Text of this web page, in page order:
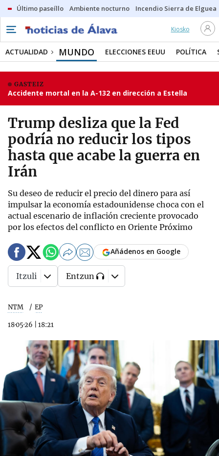
Último paseíllo Ambiente nocturno Incendio Sierra de Elguea
Kiosko
ACTUALIDAD MUNDO ELECCIONES EEUU POLÍTICA
GASTEIZ
Accidente mortal en la A-132 en dirección a Estella
Trump desliza que la Fed
podría no reducir los tipos
hasta que acabe la guerra en
Irán
Su deseo de reducir el precio del dinero para así
impulsar la economía estadounidense choca con el
actual escenario de inflación creciente provocado
por los efectos del conflicto en Oriente Próximo
NTM EP
18·05·26 18:21
Añádenos en Google
Itzuli Entzun